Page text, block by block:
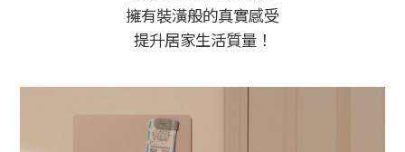
擁有裝潢般的真實感受
提升居家生活質量！